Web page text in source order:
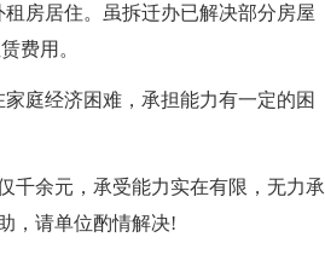
房居住。虽拆迁办已解决部分房屋
费用。
庭经济困难，承担能力有一定的困
千余元，承受能力实在有限，无力承
，请单位酌情解决!